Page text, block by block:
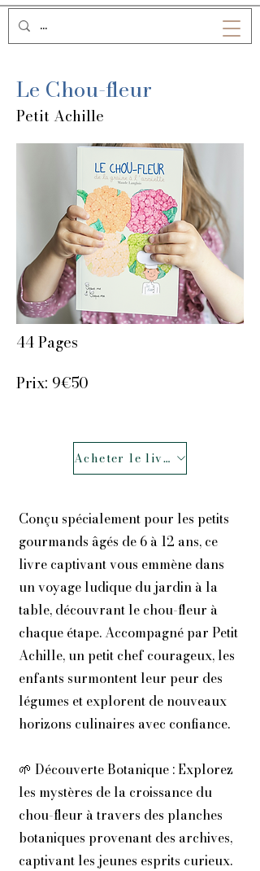
Le Chou-fleur
Petit Achille
44 Pages
Prix: 9€50
Acheter le livre
Conçu spécialement pour les petits
gourmands âgés de 6 à 12 ans, ce
livre captivant vous emmène dans
un voyage ludique du jardin à la
table, découvrant le chou-fleur à
chaque étape. Accompagné par Petit
Achille, un petit chef courageux, les
enfants surmontent leur peur des
légumes et explorent de nouveaux
horizons culinaires avec confiance.
🌱 Découverte Botanique : Explorez
les mystères de la croissance du
chou-fleur à travers des planches
botaniques provenant des archives,
captivant les jeunes esprits curieux.